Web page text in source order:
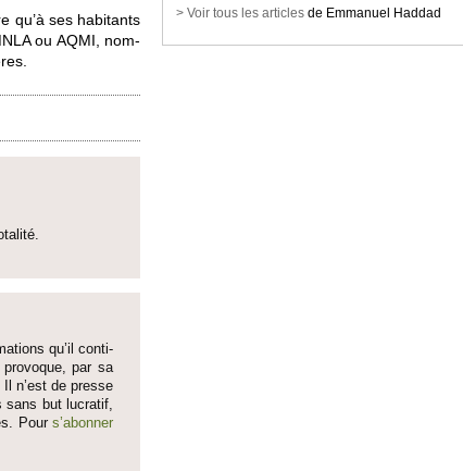
qu’à ses habi­tants
ou AQMI, no­m­
qu’il conti­
pro­voque, par sa
n’est de pre­sse
sans but lucratif,
Pours’abonner
> Voir tous les articles de Emmanuel Haddad